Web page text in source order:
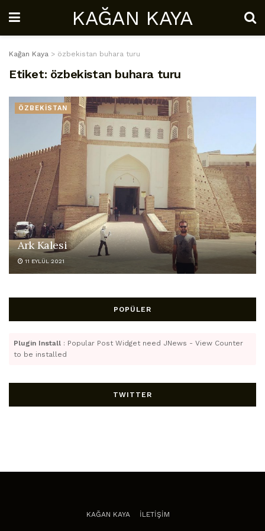
KAĞAN KAYA
Kağan Kaya > özbekistan buhara turu
Etiket: özbekistan buhara turu
ÖZBEKİSTAN
Ark Kalesi
11 EYLÜL 2021
POPÜLER
Plugin Install : Popular Post Widget need JNews - View Counter
to be installed
TWITTER
KAĞAN KAYA İLETİŞİM